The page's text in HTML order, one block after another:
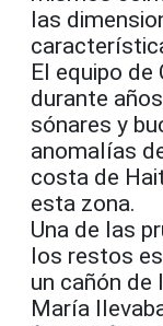
las
El equipo
durante
sónares y
anomalías
costa de
esta zona.
Una de las
los restos
un cañón de
María